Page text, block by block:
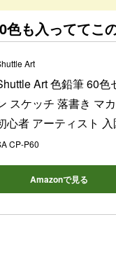
色も入っててこ
Art
Art 色鉛筆 60色
スケッチ 落書き マ
心者 アーティスト
CP-P60
Amazonで見る